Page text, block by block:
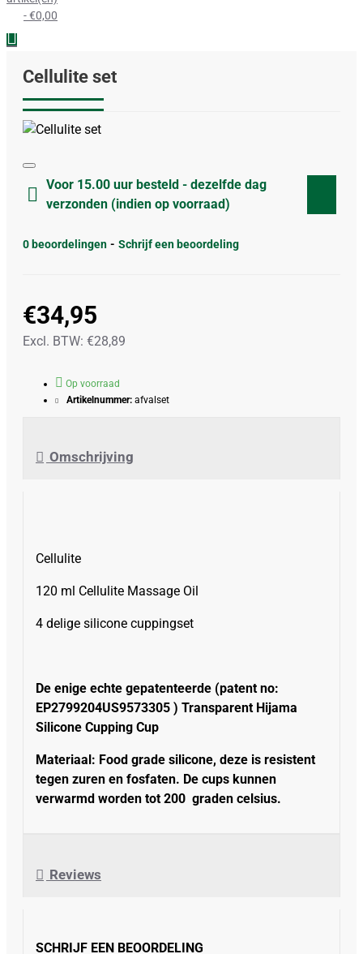
- €0,00
Cellulite set
Voor 15.00 uur besteld - dezelfde dag
verzonden (indien op voorraad)
0 beoordelingen - Schrijf een beoordeling
€34,95
Excl. BTW: €28,89
Op voorraad
Artikelnummer: afvalset
Omschrijving
Cellulite
120 ml Cellulite Massage Oil
4 delige silicone cuppingset
De enige echte gepatenteerde (patent no:
EP2799204US9573305 ) Transparent Hijama
Silicone Cupping Cup
Materiaal: Food grade silicone, deze is resistent
tegen zuren en fosfaten. De cups kunnen
verwarmd worden tot 200 graden celsius.
Reviews
SCHRIJF EEN BEOORDELING